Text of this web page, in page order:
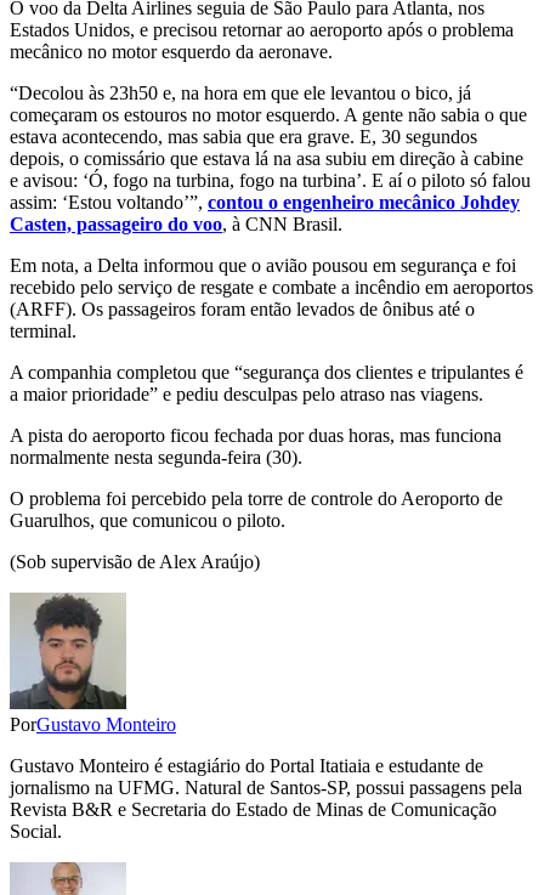
O voo da Delta Airlines seguia de São Paulo para Atlanta, nos
Estados Unidos, e precisou retornar ao aeroporto após o problema
mecânico no motor esquerdo da aeronave.
“Decolou às 23h50 e, na hora em que ele levantou o bico, já
começaram os estouros no motor esquerdo. A gente não sabia o que
estava acontecendo, mas sabia que era grave. E, 30 segundos
depois, o comissário que estava lá na asa subiu em direção à cabine
e avisou: ‘Ó, fogo na turbina, fogo na turbina’. E aí o piloto só falou
assim: ‘Estou voltando’”, contou o engenheiro mecânico Johdey
Casten, passageiro do voo, à CNN Brasil.
Em nota, a Delta informou que o avião pousou em segurança e foi
recebido pelo serviço de resgate e combate a incêndio em aeroportos
(ARFF). Os passageiros foram então levados de ônibus até o
terminal.
A companhia completou que “segurança dos clientes e tripulantes é
a maior prioridade” e pediu desculpas pelo atraso nas viagens.
A pista do aeroporto ficou fechada por duas horas, mas funciona
normalmente nesta segunda-feira (30).
O problema foi percebido pela torre de controle do Aeroporto de
Guarulhos, que comunicou o piloto.
(Sob supervisão de Alex Araújo)
PorGustavo Monteiro
Gustavo Monteiro é estagiário do Portal Itatiaia e estudante de
jornalismo na UFMG. Natural de Santos-SP, possui passagens pela
Revista B&R e Secretaria do Estado de Minas de Comunicação
Social.